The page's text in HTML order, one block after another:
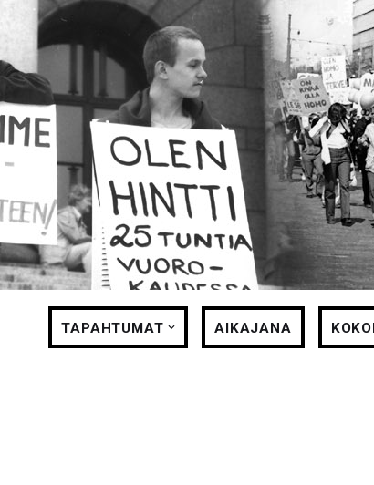
Siirry
suoraan
sisältöön
TAPAHTUMAT AIKAJANA